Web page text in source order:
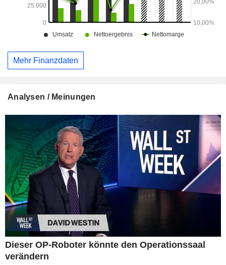
Mehr Finanzdaten
Analysen / Meinungen
Dieser OP-Roboter könnte den Operationssaal
verändern